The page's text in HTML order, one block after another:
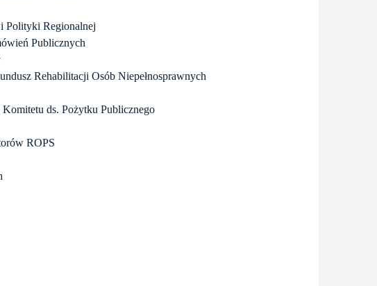
Polityki Regionalnej
Publicznych
Rehabilitacji Osób Niepełnosprawnych
ds. Pożytku Publicznego
ROPS